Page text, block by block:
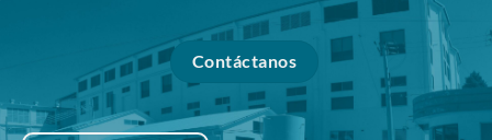
Contáctanos